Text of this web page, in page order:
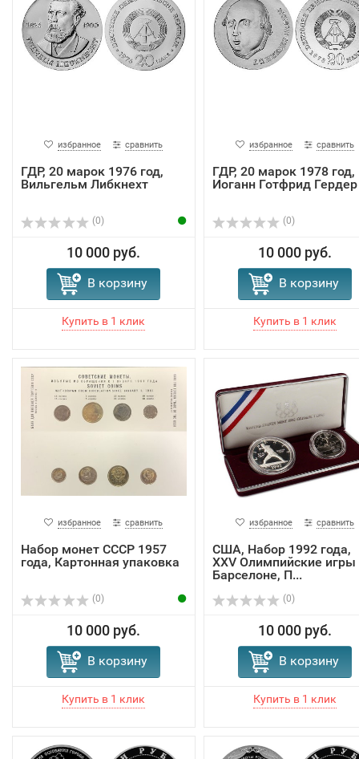
избранное сравнить
ГДР, 20 марок 1976 год,
Вильгельм Либкнехт
(0)
10 000 руб.
В корзину
избранное сравнить
ГДР, 20 марок 1978 год,
Иоганн Готфрид Гердер
(0)
10 000 руб.
В корзину
избранное сравнить
Набор монет СССР 1957
года, Картонная упаковка
(0)
10 000 руб.
В корзину
избранное сравнить
США, Набор 1992 года,
XXV Олимпийские игры
Барселоне, П...
(0)
10 000 руб.
В корзину